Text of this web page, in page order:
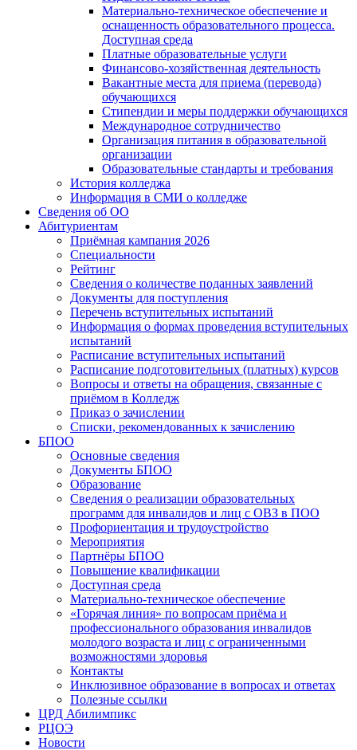
Материально-техническое обеспечение и
оснащенность образовательного процесса.
Доступная среда
Платные образовательные услуги
Финансово-хозяйственная деятельность
Вакантные места для приема (перевода)
обучающихся
Стипендии и меры поддержки обучающихся
Международное сотрудничество
Организация питания в образовательной
организации
Образовательные стандарты и требования
История колледжа
Информация в СМИ о колледже
Сведения об ОО
Абитуриентам
Приёмная кампания 2026
Специальности
Рейтинг
Сведения о количестве поданных заявлений
Документы для поступления
Перечень вступительных испытаний
Информация о формах проведения вступительных
испытаний
Расписание вступительных испытаний
Расписание подготовительных (платных) курсов
Вопросы и ответы на обращения, связанные с
приёмом в Колледж
Приказ о зачислении
Списки, рекомендованных к зачислению
БПОО
Основные сведения
Документы БПОО
Образование
Сведения о реализации образовательных
программ для инвалидов и лиц с ОВЗ в ПОО
Профориентация и трудоустройство
Мероприятия
Партнёры БПОО
Повышение квалификации
Доступная среда
Материально-техническое обеспечение
«Горячая линия» по вопросам приёма и
профессионального образования инвалидов
молодого возраста и лиц с ограниченными
возможностями здоровья
Контакты
Инклюзивное образование в вопросах и ответах
Полезные ссылки
ЦРД Абилимпикс
РЦОЭ
Новости